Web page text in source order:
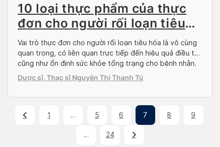
10 loại thực phẩm của thực
đơn cho người rối loạn tiêu
hóa
Vai trò thực đơn cho người rối loạn tiêu hóa là vô cùng
quan trọng, có liên quan trực tiếp đến hiệu quả điều trị
cũng như ổn định sức khỏe tổng trạng cho bệnh nhân.
Vậy thực đơn cho người rối loạn tiêu hóa gồm các loại
thực phẩm gì? Công dụng của chúng […]
Dược sĩ, Thạc sĩ Nguyễn Thị Thanh Tú
1 … 5 6 7 8 9
… 24